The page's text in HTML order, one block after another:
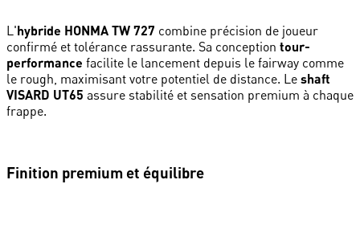
L'hybride HONMA TW 727 combine précision de joueur
confirmé et tolérance rassurante. Sa conception tour-
performance facilite le lancement depuis le fairway comme
le rough, maximisant votre potentiel de distance. Le shaft
VISARD UT65 assure stabilité et sensation premium à chaque
frappe.
Finition premium et équilibre